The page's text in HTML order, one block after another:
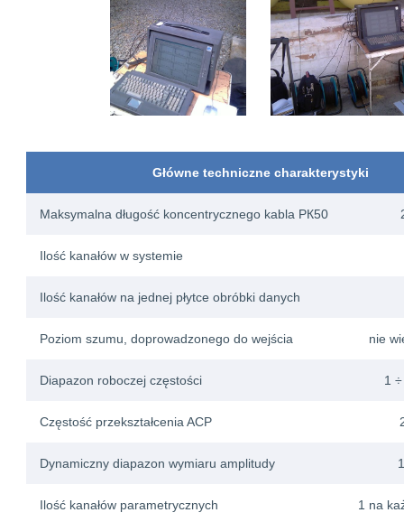
Główne techniczne charakterystyki
Maksymalna długość koncentrycznego kabla PК50
Ilość kanałów w systemie
Ilość kanałów na jednej płytce obróbki danych
Poziom szumu, doprowadzonego do wejścia nie
Diapazon roboczej częstości 1
Częstość przekształcenia ACP
Dynamiczny diapazon wymiaru amplitudy
Ilość kanałów parametrycznych 1 na